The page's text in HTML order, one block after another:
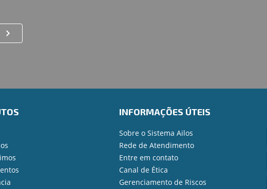
INFORMAÇÕES ÚTEIS
Sobre o Sistema Ailos
Rede de Atendimento
Entre em contato
Canal de Ética
Gerenciamento de Riscos